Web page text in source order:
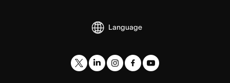
Language